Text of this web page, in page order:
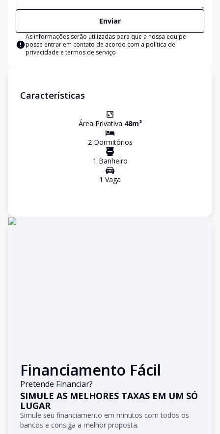
Enviar
As informações serão utilizadas para que a nossa equipe
possa entrar em contato de acordo com a política de
privacidade e termos de serviço
Características
Área Privativa 48m²
2Dormitórios
1 Banheiro
1 Vaga
Financiamento Fácil
Pretende Financiar?
SIMULE AS MELHORES TAXAS EM UM SÓ
LUGAR
Simule seu financiamento em minutos com todos os
bancos e consiga a melhor proposta.